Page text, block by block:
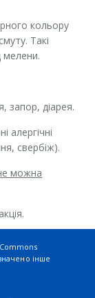
кольору
Такі
мелени.
запор, діарея.
алергічні
свербіж).
можна
інше